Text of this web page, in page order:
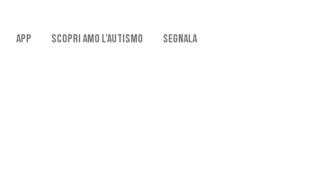
App SCOPRI AMO L’AUTISMO Segnala